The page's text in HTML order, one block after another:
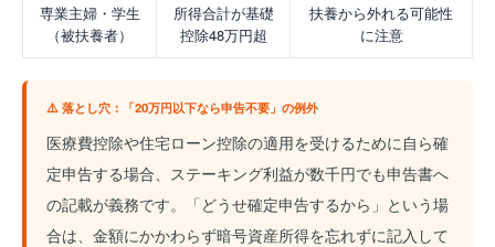
専業主婦・学生
（被扶養者）
所得合計が基礎
控除48万円超
扶養から外れる可能性
に注意
⚠️ 落とし穴：「20万円以下なら申告不要」の例外
医療費控除や住宅ローン控除の適用を受けるために自ら確
定申告する場合、ステーキング利益が数千円でも申告書へ
の記載が義務です。「どうせ確定申告するから」という場
合は、金額にかかわらず暗号資産所得を忘れずに記入して